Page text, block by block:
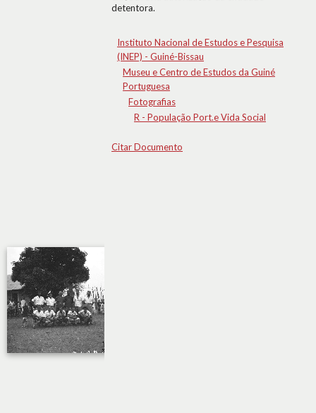
detentora.
Instituto Nacional de Estudos e Pesquisa
(INEP) - Guiné-Bissau
Museu e Centro de Estudos da Guiné
Portuguesa
Fotografias
R - População Port.e Vida Social
Citar Documento